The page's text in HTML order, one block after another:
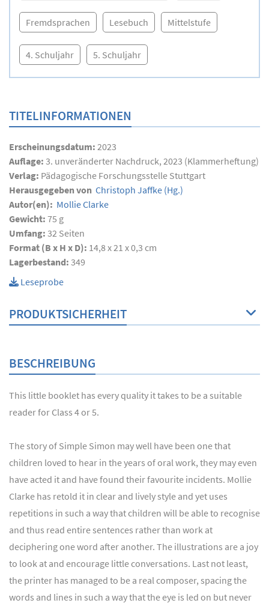
Fremdsprachen Lesebuch Mittelstufe
4. Schuljahr 5. Schuljahr
TITELINFORMATIONEN
Erscheinungsdatum: 2023
Auflage: 3. unveränderter Nachdruck, 2023 (Klammerheftung)
Verlag: Pädagogische Forschungsstelle Stuttgart
Herausgegeben von Christoph Jaffke (Hg.)
Autor(en): Mollie Clarke
Gewicht: 75 g
Umfang: 32 Seiten
Format (B x H x D): 14,8 x 21 x 0,3 cm
Lagerbestand: 349
Leseprobe
PRODUKTSICHERHEIT
BESCHREIBUNG
This little booklet has every quality it takes to be a suitable
reader for Class 4 or 5.
The story of Simple Simon may well have been one that
children loved to hear in the years of oral work, they may even
have acted it and have found their favourite incidents. Mollie
Clarke has retold it in clear and lively style and yet uses
repetitions in such a way that children will be able to recognise
and thus read entire sentences rather than work at
deciphering one word after another. The illustrations are a joy
to look at and encourage little conversations. Last not least,
the printer has managed to be a real composer, spacing the
words and lines in such a way that the eye is led on but never